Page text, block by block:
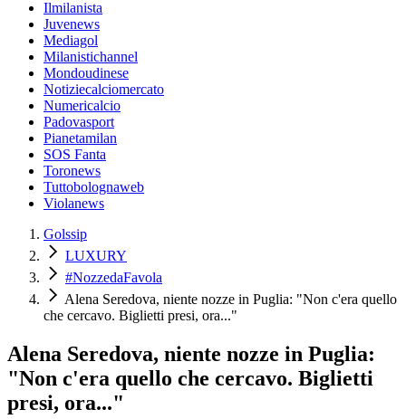
Ilmilanista
Juvenews
Mediagol
Milanistichannel
Mondoudinese
Notiziecalciomercato
Numericalcio
Padovasport
Pianetamilan
SOS Fanta
Toronews
Tuttobolognaweb
Violanews
Golssip
LUXURY
#NozzedaFavola
Alena Seredova, niente nozze in Puglia: "Non c'era quello
che cercavo. Biglietti presi, ora..."
Alena Seredova, niente nozze in Puglia:
"Non c'era quello che cercavo. Biglietti
presi, ora..."